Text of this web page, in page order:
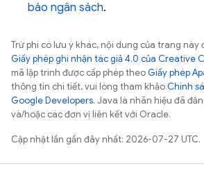
báo ngân sách.
Trừ phi có lưu ý khác, nội dung của trang này
Giấy phép ghi nhận tác giả 4.0 của Creative
mã lập trình được cấp phép theoGiấy phép
thông tin chi tiết, vui lòng tham khảoChính
Google Developers. Java là nhãn hiệu đã
và/hoặc các đơn vị liên kết với Oracle.
Cập nhật lần gần đây nhất: 2026-07-27 UTC.